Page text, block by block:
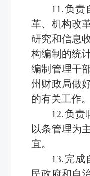
11.负
革、机构改
研究和信息
构编制的统
编制管理干
州财政局做
的有关工作。
12.负责
以条管理为
宜。
13.完成